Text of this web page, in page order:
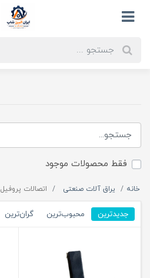
فقط محصولات موجود
خانه یراق آلات صنعتی اتصالات پروفیل
جدیدترین محبوب‌ترین گران‌ترین